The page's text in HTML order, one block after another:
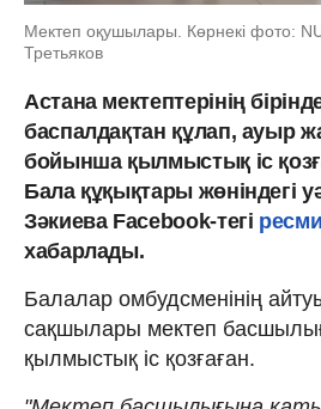
Мектеп оқушылары. Көрнекі фото:
Третьяков
Астана мектептерінің
баспалдақтан құлап, ауыр
бойынша қылмыстық іс
Бала құқықтары жөніндегі
Зәкиева Facebook-тегі
хабарлады.
Балалар омбудсменінің
сақшылары мектеп
қылмыстық іс қозғаған.